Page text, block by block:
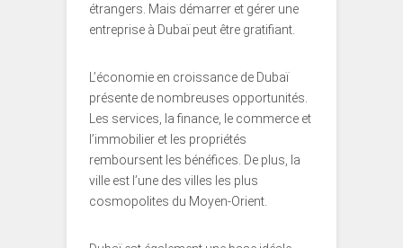
étrangers. Mais démarrer et gérer une
entreprise à Dubaï peut être gratifiant.
L’économie en croissance de Dubaï
présente de nombreuses opportunités.
Les services, la finance, le commerce et
l’immobilier et les propriétés
remboursent les bénéfices. De plus, la
ville est l’une des villes les plus
cosmopolites du Moyen-Orient.